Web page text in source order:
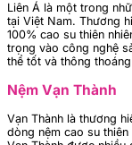
Liên Á là một trong
tại Việt Nam. Thương
100% cao su thiên
trọng vào công nghệ
thể tốt và thông
Nệm Vạn Thành
Vạn Thành là thương
dòng nệm cao su